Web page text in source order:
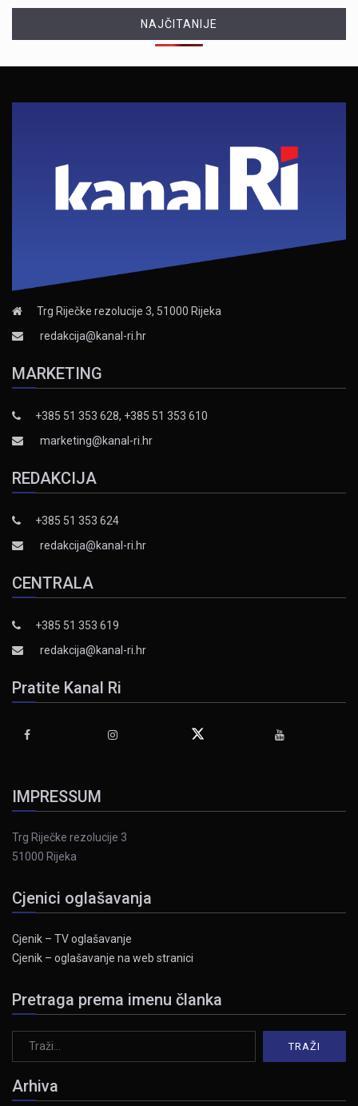
NAJČITANIJE
Trg Riječke rezolucije 3, 51000 Rijeka
redakcija@kanal-ri.hr
MARKETING
+385 51 353 628, +385 51 353 610
marketing@kanal-ri.hr
REDAKCIJA
+385 51 353 624
redakcija@kanal-ri.hr
CENTRALA
+385 51 353 619
redakcija@kanal-ri.hr
Pratite Kanal Ri
IMPRESSUM
Trg Riječke rezolucije 3
51000 Rijeka
Cjenici oglašavanja
Cjenik – TV oglašavanje
Cjenik – oglašavanje na web stranici
Pretraga prema imenu članka
Arhiva